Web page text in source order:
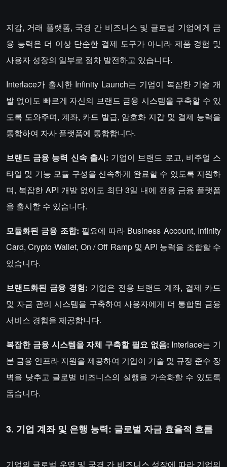
지갑, 거래 플랫폼, 국경 간 비즈니스 및 글로벌 기업에게 금
융 능력은 더 이상 단순한 결제 도구가 아니라 제품 경험 및
사용자 성장의 일부로 점차 발전하고 있습니다.
Interlace가 출시한 Infinity Launch는 기업이 복잡한 기술 개
발 없이도 빠르게 자신의 브랜드 금융 시스템을 구축할 수 있
도록 도와주며, 계좌, 카드 발급, 암호화 지갑 및 결제 능력을
통합하여 자사 플랫폼에 통합합니다.
브랜드 금융 능력 신속 출시: 기업이 브랜드 로고, 비주얼 스
타일 및 기능 모듈 구성을 신속하게 완료할 수 있도록 지원하
며, 복잡한 API 개발 없이도 최단 3일 내에 전용 금융 플랫폼
을 출시할 수 있습니다.
모듈화된 금융 조합: 필요에 따라 Business Account, Infinity
Card, Crypto Wallet, On / Off Ramp 및 API 능력을 조합할 수
있습니다.
브랜드화된 금융 경험: 기업은 전용 브랜드 계좌, 결제 카드
및 자금 관리 시스템을 구축하여 사용자에게 더 통합된 금융
서비스 경험을 제공합니다.
복잡한 금융 시스템을 자체 구축할 필요 없음: Interlace는 기
본 금융 인프라 지원을 제공하여 기업이 기술 및 규정 준수 장
벽을 낮추고 글로벌 비즈니스의 실행을 가속화할 수 있도록
돕습니다.
3. 기업 계좌 및 은행 능력: 글로벌 자금 효율적 흐름
기업의 글로벌 운영 및 국경 간 비즈니스 성장에 따라 기업의